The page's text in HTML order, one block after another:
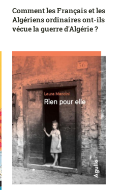
Comment les Français et les
Algériens ordinaires ont-ils
vécue la guerre d'Algérie ?